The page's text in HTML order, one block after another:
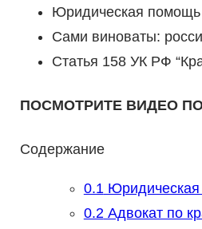
Юридическая
Сами виноваты:
Статья 158 УК РФ
ПОСМОТРИТЕ ВИДЕО ПО
Содержание
0.1Юридическая
0.2Адвокат по